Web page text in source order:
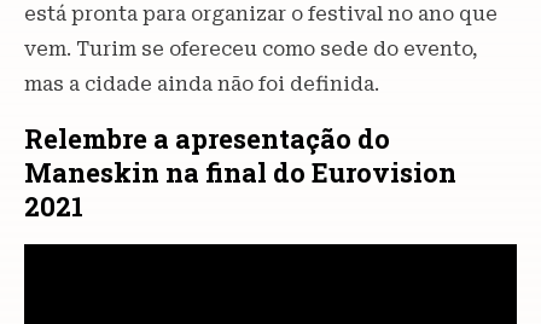
está pronta para organizar o festival no ano que
vem. Turim se ofereceu como sede do evento,
mas a cidade ainda não foi definida.
Relembre a apresentação do
Maneskin na final do Eurovision
2021